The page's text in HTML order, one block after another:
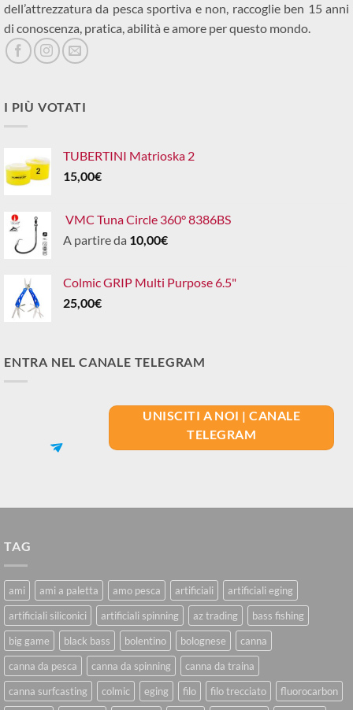
dell’attrezzatura da pesca sportiva e non, raccoglie ben 15 anni
di conoscenza, pratica, abilità e amore per questo mondo.
I PIÙ VOTATI
TUBERTINI Matrioska 2
15,00€
VMC Tuna Circle 360° 8386BS
A partire da 10,00€
Colmic GRIP Multi Purpose 6.5"
25,00€
ENTRA NEL CANALE TELEGRAM
UNISCITI A NOI | CANALE
TELEGRAM
TAG
ami ami a paletta amo pesca artificiali
artificiali eging
artificiali siliconici
artificiali spinning az trading
bass fishing
big game
black bass bolentino bolognese
canna
canna da pesca
canna da spinning
canna da traina
canna surfcasting
colmic eging filo filo trecciato
fluorocarbon